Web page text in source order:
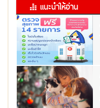
แนะนำให้อ่าน